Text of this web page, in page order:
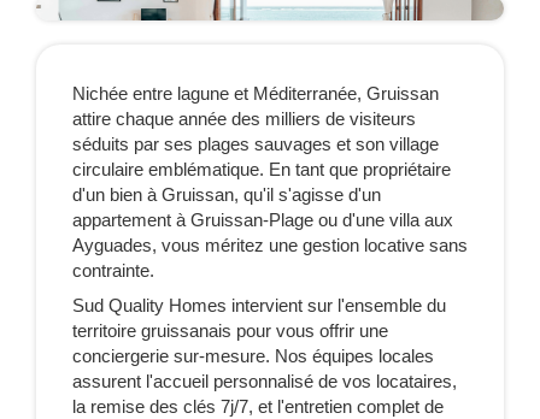
Nichée entre lagune et Méditerranée, Gruissan
attire chaque année des milliers de visiteurs
séduits par ses plages sauvages et son village
circulaire emblématique. En tant que propriétaire
d'un bien à Gruissan, qu'il s'agisse d'un
appartement à Gruissan-Plage ou d'une villa aux
Ayguades, vous méritez une gestion locative sans
contrainte.
Sud Quality Homes intervient sur l'ensemble du
territoire gruissanais pour vous offrir une
conciergerie sur-mesure. Nos équipes locales
assurent l'accueil personnalisé de vos locataires,
la remise des clés 7j/7, et l'entretien complet de